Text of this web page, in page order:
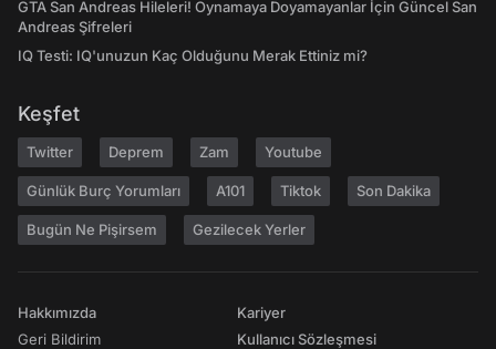
GTA San Andreas Hileleri! Oynamaya Doyamayanlar İçin Güncel San
Andreas Şifreleri
IQ Testi: IQ'unuzun Kaç Olduğunu Merak Ettiniz mi?
Keşfet
Twitter Deprem Zam Youtube
Günlük Burç Yorumları A101 Tiktok Son Dakika
Bugün Ne Pişirsem Gezilecek Yerler
Hakkımızda
Geri Bildirim
Kariyer
Kullanıcı Sözleşmesi